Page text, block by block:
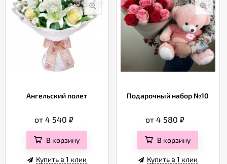
Ангельский полет
от 4 540 ₽
В корзину
Купить в 1 клик
Подарочный набор №10
от 4 580 ₽
В корзину
Купить в 1 клик